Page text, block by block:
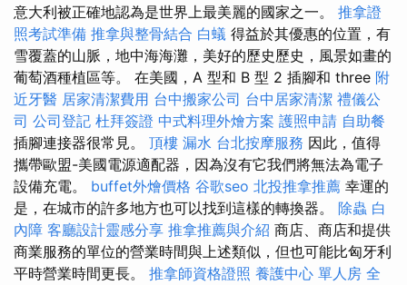
意大利被正確地認為是世界上最美麗的國家之一。 推拿證
照考試準備 推拿與整骨結合 白蟻 得益於其優惠的位置，有
雪覆蓋的山脈，地中海海灘，美好的歷史歷史，風景如畫的
葡萄酒種植區等。 在美國，A 型和 B 型 2 插腳和 three 附
近牙醫 居家清潔費用 台中搬家公司 台中居家清潔 禮儀公
司 公司登記 杜拜簽證 中式料理外燴方案 護照申請 自助餐
插腳連接器很常見。 頂樓 漏水 台北按摩服務 因此，值得
攜帶歐盟-美國電源適配器，因為沒有它我們將無法為電子
設備充電。 buffet外燴價格 谷歌seo 北投推拿推薦 幸運的
是，在城市的許多地方也可以找到這樣的轉換器。 除蟲 白
內障 客廳設計靈感分享 推拿推薦與介紹 商店、商店和提供
商業服務的單位的營業時間與上述類似，但也可能比匈牙利
平時營業時間更長。 推拿師資格證照 養護中心 單人房 全